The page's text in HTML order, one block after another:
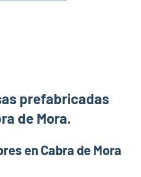
prefabricadas
de Mora.
en Cabra de Mora